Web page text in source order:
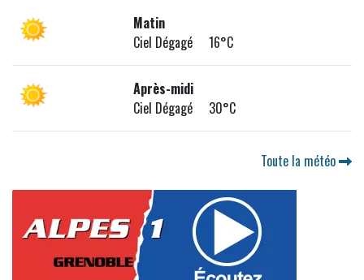
Matin
Ciel Dégagé 16°C
Après-midi
Ciel Dégagé 30°C
Toute la météo